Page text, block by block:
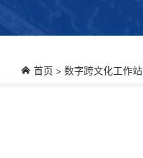
 首页 数字跨文化工作站